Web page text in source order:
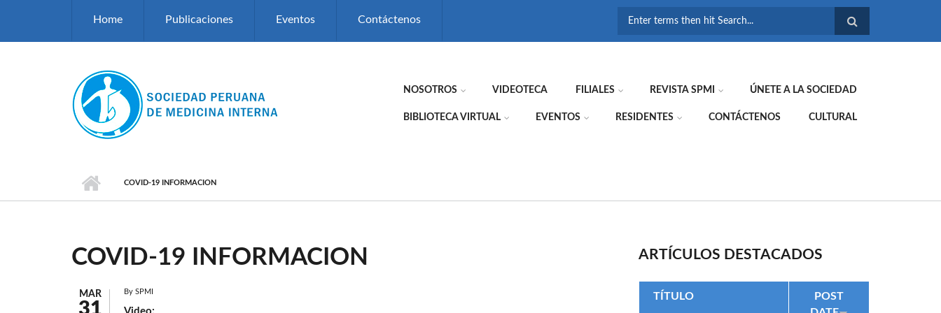
Home Publicaciones Eventos Contáctenos
NOSOTROS VIDEOTECA FILIALES REVISTA SPMI ÚNETE A LA SOCIEDAD
BIBLIOTECA VIRTUAL EVENTOS RESIDENTES CONTÁCTENOS CULTURAL
COVID-19 INFORMACION
COVID-19 INFORMACION
MAR By SPMI
ARTÍCULOS DESTACADOS
TÍTULO
POST